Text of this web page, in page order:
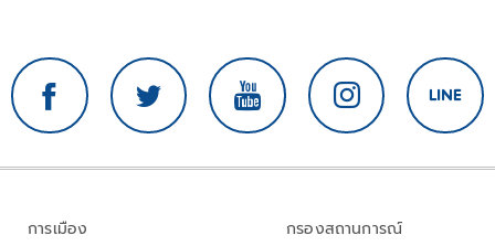
การเมือง
กรองสถานการณ์